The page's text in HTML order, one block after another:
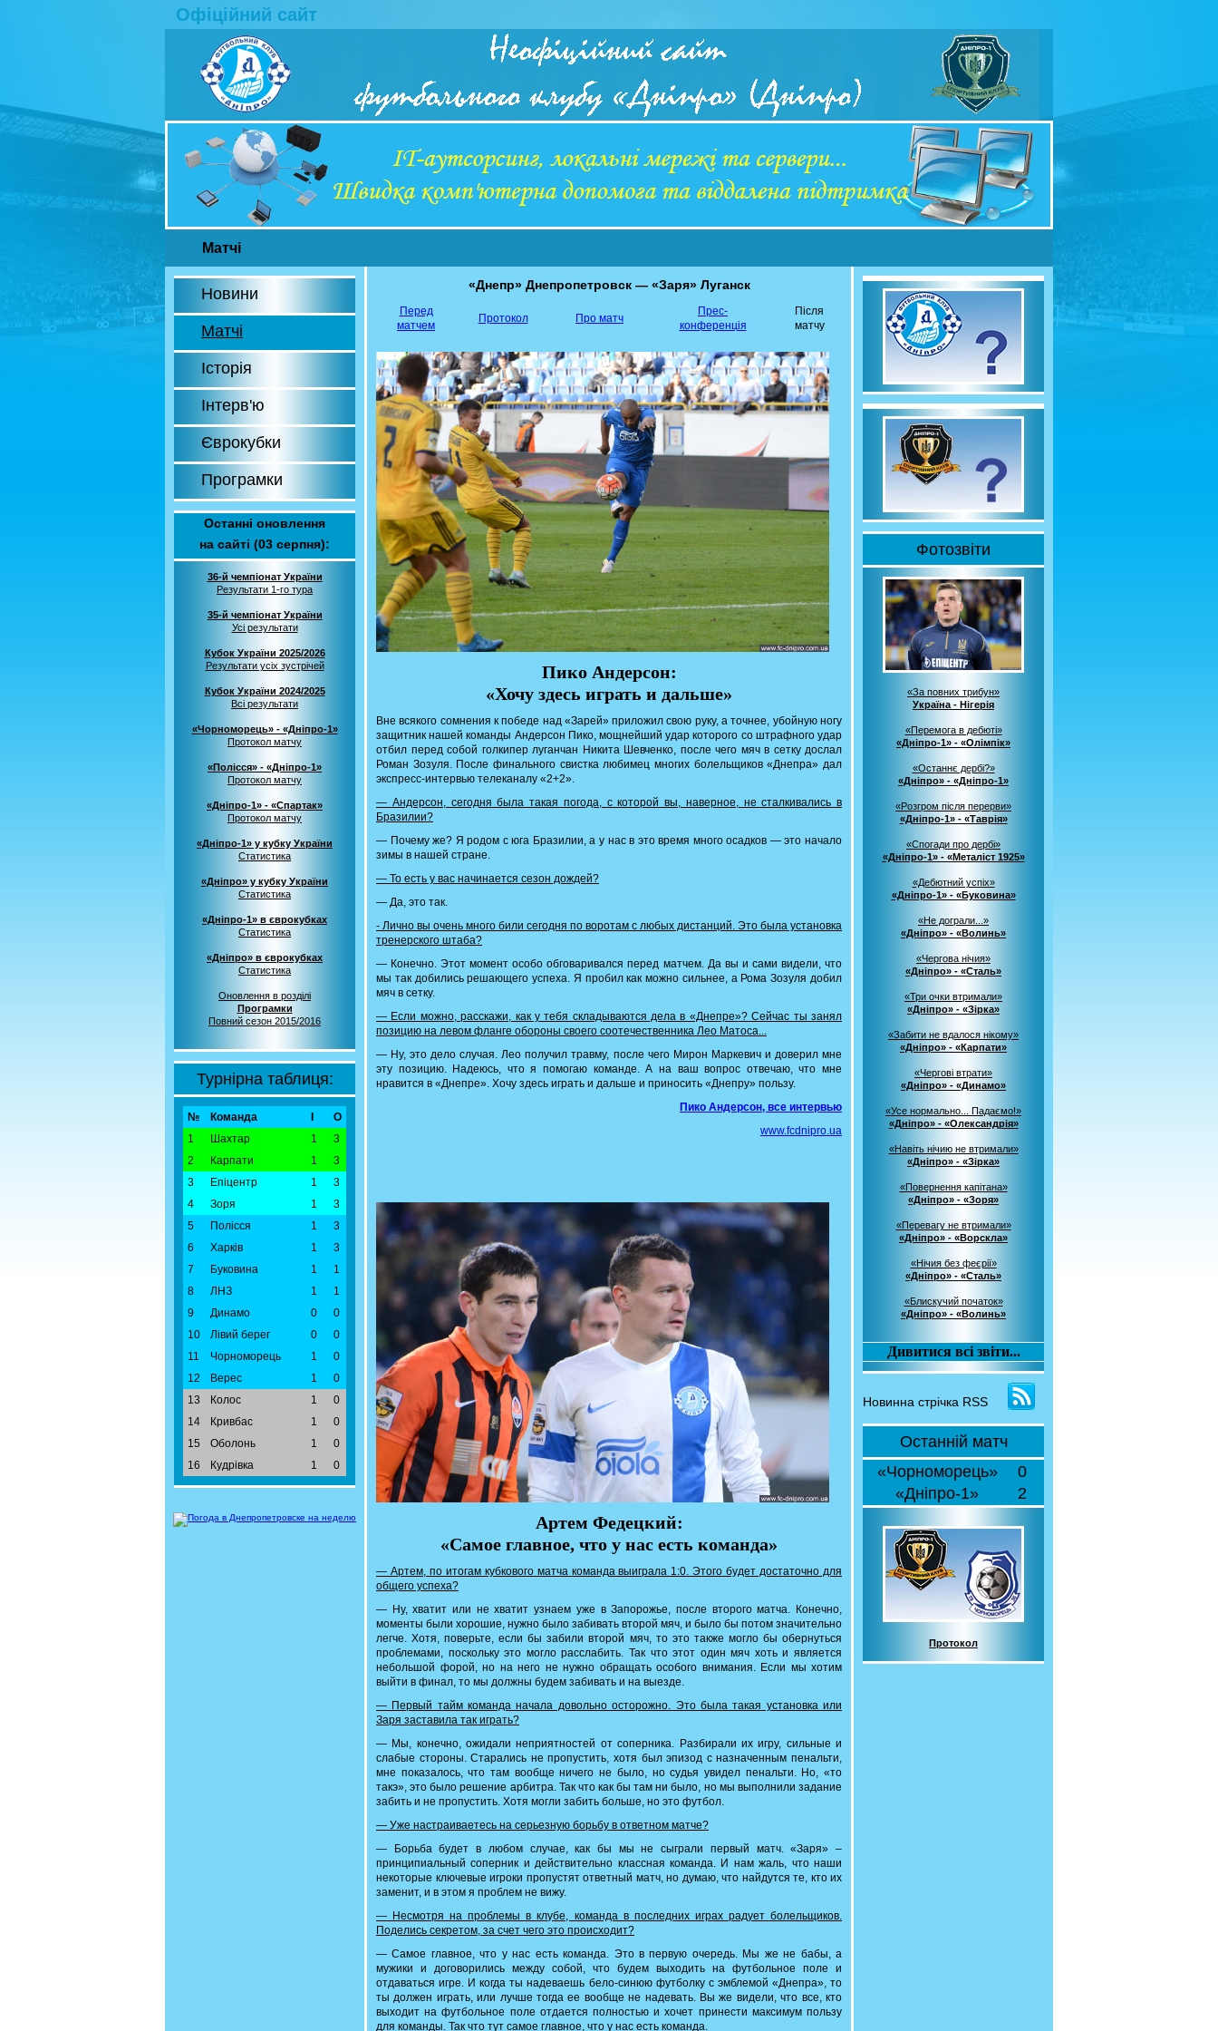
Офіційний сайт
Матчі
Новини
Матчі
Історія
Інтерв'ю
Єврокубки
Програмки
Останні оновлення
на сайті (03 серпня):
36-й чемпіонат України
Результати 1-го тура
35-й чемпіонат України
Усі результати
Кубок України 2025/2026
Результати усіх зустрічей
Кубок України 2024/2025
Всі результати
«Чорноморець» - «Дніпро-1»
Протокол матчу
«Полісся» - «Дніпро-1»
Протокол матчу
«Дніпро-1» - «Спартак»
Протокол матчу
«Дніпро-1» у кубку України
Статистика
«Дніпро» у кубку України
Статистика
«Дніпро-1» в єврокубках
Статистика
«Дніпро» в єврокубках
Статистика
Оновлення в розділі
Програмки
Повний сезон 2015/2016
Турнірна таблиця:
№ Команда
О
1
Шахтар 1
3
2
Карпати 1
3
3
Епіцентр 1
3
4
Зоря 1
3
5
Полісся 1
3
6
Харків 1
3
7
Буковина 1
1
8
ЛНЗ 1
1
9
Динамо 0
0
10
Лівий берег 0
0
11
Чорноморець 1
0
12
Верес 1
0
13
Колос 1
0
14
Кривбас 1
0
15
Оболонь 1
0
16
Кудрівка 1 0
«Днепр» Днепропетровск — «Заря» Луганск
Перед
матчем
Протокол Про матч
Прес-
конференція
Після
матчу
Пико Андерсон:
«Хочу здесь играть и дальше»
Вне всякого сомнения к победе над «Зарей» приложил свою руку, а точнее, убойную ногу
защитник нашей команды Андерсон Пико, мощнейший удар которого со штрафного удар
отбил перед собой голкипер луганчан Никита Шевченко, после чего мяч в сетку дослал
Роман Зозуля. После финального свистка любимец многих болельщиков «Днепра» дал
экспресс-интервью телеканалу «2+2».
— Андерсон, сегодня была такая погода, с которой вы, наверное, не сталкивались в
Бразилии?
— Почему же? Я родом с юга Бразилии, а у нас в это время много осадков — это начало
зимы в нашей стране.
— То есть у вас начинается сезон дождей?
— Да, это так.
- Лично вы очень много били сегодня по воротам с любых дистанций. Это была установка
тренерского штаба?
— Конечно. Этот момент особо обговаривался перед матчем. Да вы и сами видели, что
мы так добились решающего успеха. Я пробил как можно сильнее, а Рома Зозуля добил
мяч в сетку.
— Если можно, расскажи, как у тебя складываются дела в «Днепре»? Cейчас ты занял
позицию на левом фланге обороны своего соотечественника Лео Матоса...
— Ну, это дело случая. Лео получил травму, после чего Мирон Маркевич и доверил мне
эту позицию. Надеюсь, что я помогаю команде. А на ваш вопрос отвечаю, что мне
нравится в «Днепре». Хочу здесь играть и дальше и приносить «Днепру» пользу.
Пико Андерсон, все интервью
www.fcdnipro.ua
Артем Федецкий:
«Самое главное, что у нас есть команда»
— Артем, по итогам кубкового матча команда выиграла 1:0. Этого будет достаточно для
общего успеха?
— Ну, хватит или не хватит узнаем уже в Запорожье, после второго матча. Конечно,
моменты были хорошие, нужно было забивать второй мяч, и было бы потом значительно
легче. Хотя, поверьте, если бы забили второй мяч, то это также могло бы обернуться
проблемами, поскольку это могло расслабить. Так что этот один мяч хоть и является
небольшой форой, но на него не нужно обращать особого внимания. Если мы хотим
выйти в финал, то мы должны будем забивать и на выезде.
— Первый тайм команда начала довольно осторожно. Это была такая установка или
Заря заставила так играть?
— Мы, конечно, ожидали неприятностей от соперника. Разбирали их игру, сильные и
слабые стороны. Старались не пропустить, хотя был эпизод с назначенным пенальти,
мне показалось, что там вообще ничего не было, но судья увидел пенальти. Но, «то
такэ», это было решение арбитра. Так что как бы там ни было, но мы выполнили задание
забить и не пропустить. Хотя могли забить больше, но это футбол.
— Уже настраиваетесь на серьезную борьбу в ответном матче?
— Борьба будет в любом случае, как бы мы не сыграли первый матч. «Заря» –
принципиальный соперник и действительно классная команда. И нам жаль, что наши
некоторые ключевые игроки пропустят ответный матч, но думаю, что найдутся те, кто их
заменит, и в этом я проблем не вижу.
— Несмотря на проблемы в клубе, команда в последних играх радует болельщиков.
Поделись секретом, за счет чего это происходит?
— Самое главное, что у нас есть команда. Это в первую очередь. Мы же не бабы, а
мужики и договорились между собой, что будем выходить на футбольное поле и
отдаваться игре. И когда ты надеваешь бело-синюю футболку с эмблемой «Днепра», то
ты должен играть, или лучше тогда ее вообще не надевать. Вы же видели, что все, кто
выходит на футбольное поле отдается полностью и хочет принести максимум пользу
для команды. Так что тут самое главное, что у нас есть команда.
Фотозвіти
«За повних трибун»
Україна - Нігерія
«Перемога в дебюті»
«Дніпро-1» - «Олімпік»
«Останнє дербі?»
«Дніпро» - «Дніпро-1»
«Розгром після перерви»
«Дніпро-1» - «Таврія»
«Спогади про дербі»
«Дніпро-1» - «Металіст 1925»
«Дебютний успіх»
«Дніпро-1» - «Буковина»
«Не дограли...»
«Дніпро» - «Волинь»
«Чергова нічия»
«Дніпро» - «Сталь»
«Три очки втримали»
«Дніпро» - «Зірка»
«Забити не вдалося нікому»
«Дніпро» - «Карпати»
«Чергові втрати»
«Дніпро» - «Динамо»
«Усе нормально... Падаємо!»
«Дніпро» - «Олександрія»
«Навіть нічию не втримали»
«Дніпро» - «Зірка»
«Повернення капітана»
«Дніпро» - «Зоря»
«Перевагу не втримали»
«Дніпро» - «Ворскла»
«Нічия без феєрії»
«Дніпро» - «Сталь»
«Блискучий початок»
«Дніпро» - «Волинь»
Дивитися всі звіти...
Новинна стрічка RSS
Останній матч
«Чорноморець»
0
«Дніпро-1»
2
Протокол